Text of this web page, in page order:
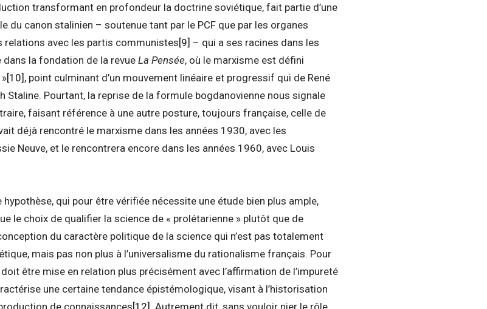
transformant en profondeur la doctrine soviétique, fait partie d’une
du canon stalinien – soutenue tant par le PCF que par les organes
relations avec les partis communistes[9] – qui a ses racines dans les
la fondation de la revue La Pensée, où le marxisme est défini
[10] , point culminant d’un mouvement linéaire et progressif qui de René
Staline. Pourtant, la reprise de la formule bogdanovienne nous signale
faisant référence à une autre posture, toujours française, celle de
déjà rencontré le marxisme dans les années 1930, avec les
Neuve, et le rencontrera encore dans les années 1960, avec Louis
qui pour être vérifiée nécessite une étude bien plus ample,
le choix de qualifier la science de « prolétarienne » plutôt que de
du caractère politique de la science qui n’est pas totalement
mais pas non plus à l’universalisme du rationalisme français. Pour
être mise en relation plus précisément avec l’affirmation de l’impureté
une certaine tendance épistémologique, visant à l’historisation
de connaissances[12] . Autrement dit, sans vouloir nier le rôle